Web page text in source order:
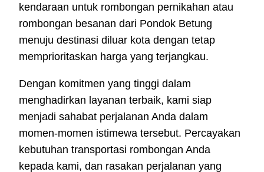
kendaraan untuk rombongan pernikahan atau
rombongan besanan dari Pondok Betung
menuju destinasi diluar kota dengan tetap
memprioritaskan harga yang terjangkau.
Dengan komitmen yang tinggi dalam
menghadirkan layanan terbaik, kami siap
menjadi sahabat perjalanan Anda dalam
momen-momen istimewa tersebut. Percayakan
kebutuhan transportasi rombongan Anda
kepada kami, dan rasakan perjalanan yang